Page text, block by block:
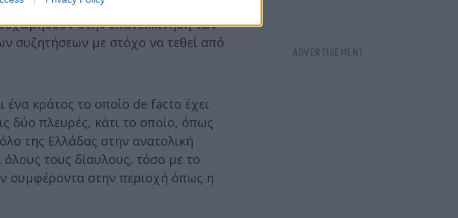
μάλιστα και το
στην επανεκκίνηση των
συζητήσεων με στόχο να τεθεί από
ένα κράτος το οποίο de facto έχει
δύο πλευρές, κάτι το οποίο, όπως
της Ελλάδας στην ανατολική
όλους τους δίαυλους, τόσο με το
συμφέροντα στην περιοχή όπως η